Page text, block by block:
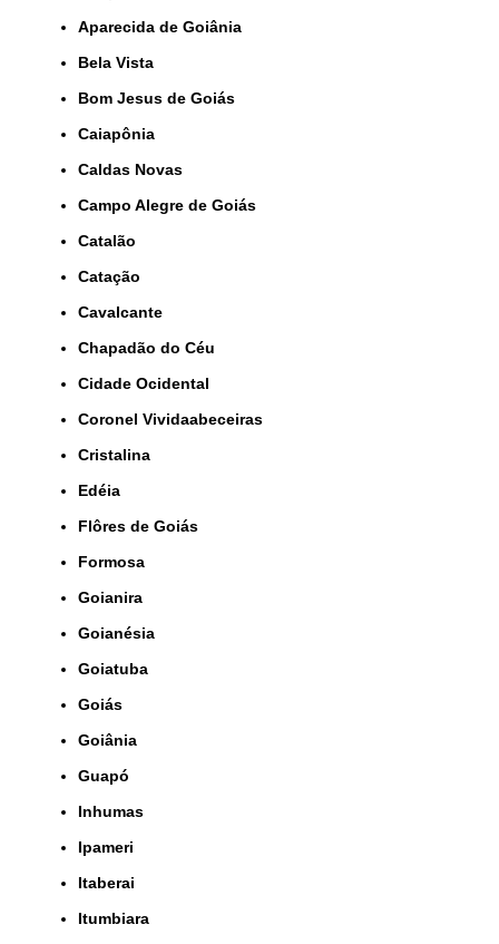
Aparecida de Goiânia
Bela Vista
Bom Jesus de Goiás
Caiapônia
Caldas Novas
Campo Alegre de Goiás
Catalão
Catação
Cavalcante
Chapadão do Céu
Cidade Ocidental
Coronel Vividaabeceiras
Cristalina
Edéia
Flôres de Goiás
Formosa
Goianira
Goianésia
Goiatuba
Goiás
Goiânia
Guapó
Inhumas
Ipameri
Itaberai
Itumbiara